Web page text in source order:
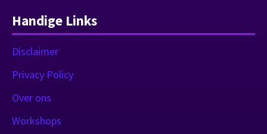
Handige Links
Disclaimer
Privacy Policy
Over ons
Workshops